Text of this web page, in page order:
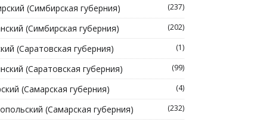
(Симбирская губерния) (237)
(Симбирская губерния) (202)
(Саратовская губерния) (1)
(Саратовская губерния) (99)
(Самарская губерния) (4)
(Самарская губерния) (232)